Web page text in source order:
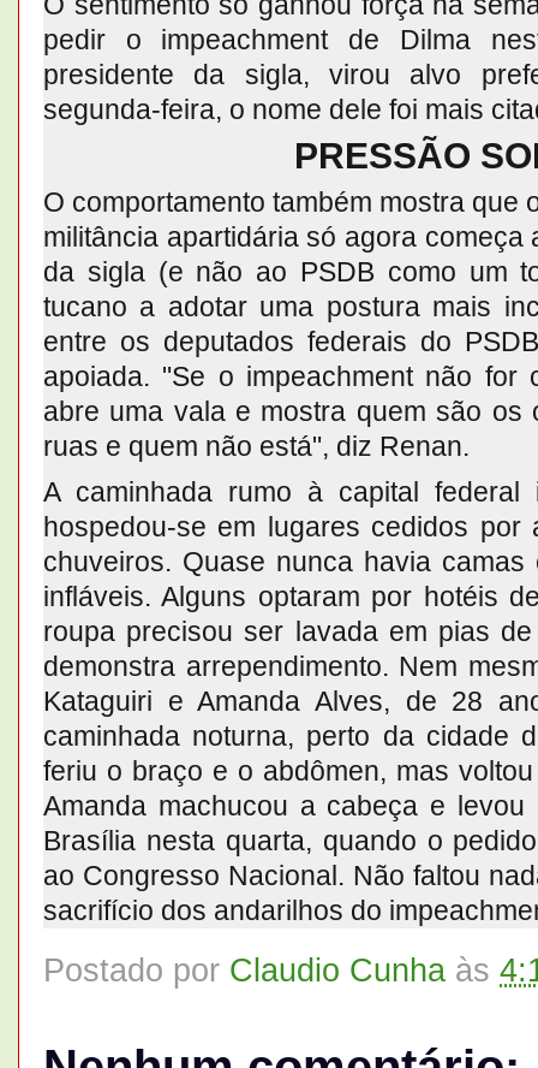
pedir o impeachment de Dilma
presidente da sigla, virou alvo
segunda-feira, o nome dele foi mais
PRESSÃO
O comportamento também mostra que
militância apartidária só agora
da sigla (e não ao PSDB como um
tucano a adotar uma postura mais
entre os deputados federais do
apoiada. "Se o impeachment não
abre uma vala e mostra quem são
ruas e quem não está", diz Renan.
A caminhada rumo à capital federal
hospedou-se em lugares cedidos
chuveiros. Quase nunca havia
infláveis. Alguns optaram por hotéis
roupa precisou ser lavada em pias
demonstra arrependimento. Nem
Kataguiri e Amanda Alves, de 28
caminhada noturna, perto da cidade
feriu o braço e o abdômen, mas
Amanda machucou a cabeça e
Brasília nesta quarta, quando o
ao Congresso Nacional. Não faltou
sacrifício dos andarilhos do
Postado por Claudio Cunha às